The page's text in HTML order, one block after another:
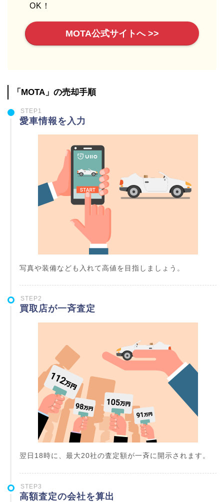
OK！
MOTA公式サイトへ >>
「MOTA」の売却手順
STEP1
愛車情報を入力
写真や装備なども入れて高値を目指しましょう。
STEP2
買取店が一斉査定
翌日18時に、最大20社の査定額が一斉に開示されます。
STEP3
高額査定の会社を算出